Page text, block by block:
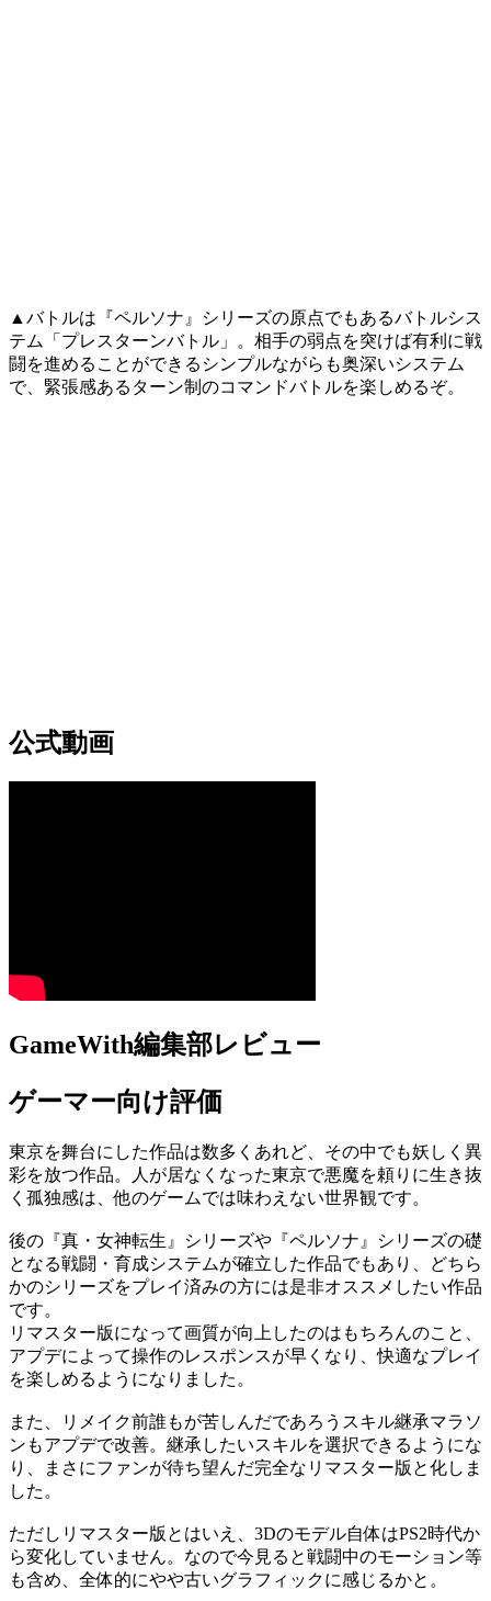
▲バトルは『ペルソナ』シリーズの原点でもあるバトルシス
テム「プレスターンバトル」。相手の弱点を突けば有利に戦
闘を進めることができるシンプルながらも奥深いシステム
で、緊張感あるターン制のコマンドバトルを楽しめるぞ。
公式動画
GameWith編集部レビュー
ゲーマー向け評価
東京を舞台にした作品は数多くあれど、その中でも妖しく異
彩を放つ作品。人が居なくなった東京で悪魔を頼りに生き抜
く孤独感は、他のゲームでは味わえない世界観です。
後の『真・女神転生』シリーズや『ペルソナ』シリーズの礎
となる戦闘・育成システムが確立した作品でもあり、どちら
かのシリーズをプレイ済みの方には是非オススメしたい作品
です。
リマスター版になって画質が向上したのはもちろんのこと、
アプデによって操作のレスポンスが早くなり、快適なプレイ
を楽しめるようになりました。
また、リメイク前誰もが苦しんだであろうスキル継承マラソ
ンもアプデで改善。継承したいスキルを選択できるようにな
り、まさにファンが待ち望んだ完全なリマスター版と化しま
した。
ただしリマスター版とはいえ、3Dのモデル自体はPS2時代か
ら変化していません。なので今見ると戦闘中のモーション等
も含め、全体的にやや古いグラフィックに感じるかと。